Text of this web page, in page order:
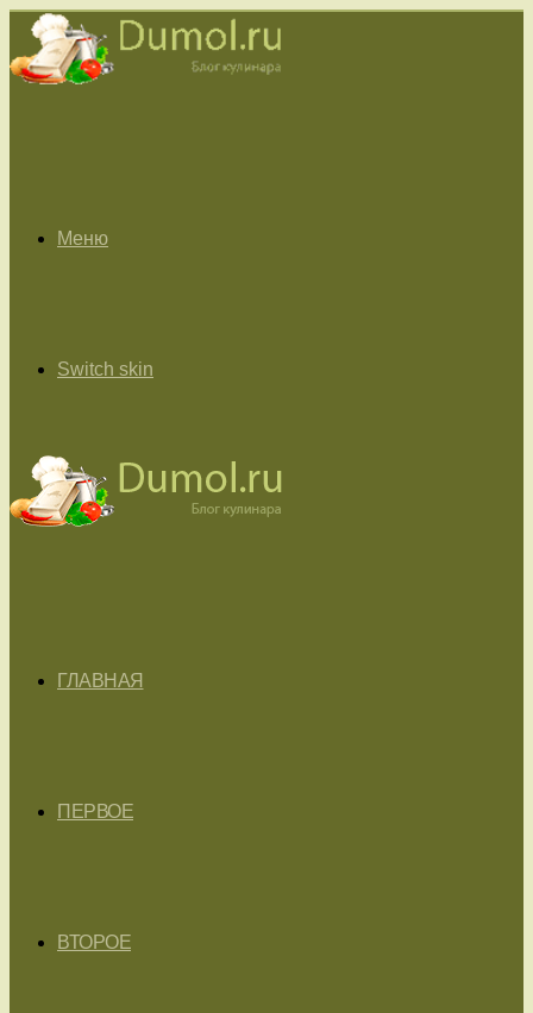
Меню
Switch skin
ГЛАВНАЯ
ПЕРВОЕ
ВТОРОЕ